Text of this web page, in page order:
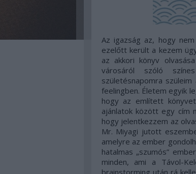
Az igazság az, hogy
ezelőtt került a kezem
az akkori könyv
városáról szóló
születésnapomra
feelingben. Életem egyik
hogy az említett
ajánlatok között egy cím
hogy jelentkezzem az
Mr. Miyagi jutott
amelyre az ember
hatalmas „szumós”
minden, ami a Távol-
brainstorming után rá